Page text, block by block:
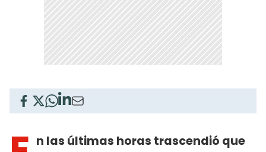
n las últimas horas trascendió que